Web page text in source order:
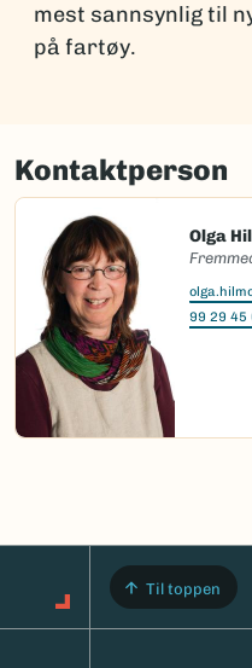
mest sannsynlig til
på fartøy.
Kontaktperson
Olga
99 29 45
Til toppen